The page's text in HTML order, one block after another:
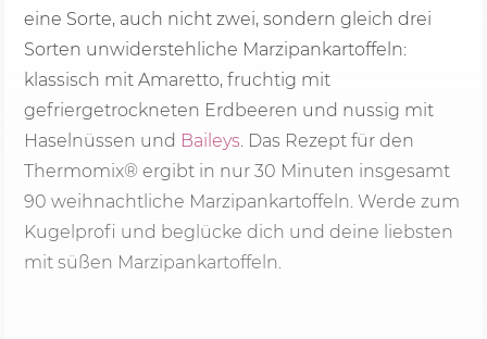
eine Sorte, auch nicht zwei, sondern gleich drei
Sorten unwiderstehliche Marzipankartoffeln:
klassisch mit Amaretto, fruchtig mit
gefriergetrockneten Erdbeeren und nussig mit
Haselnüssen und Baileys . Das Rezept für den
Thermomix® ergibt in nur 30 Minuten insgesamt
90 weihnachtliche Marzipankartoffeln. Werde zum
Kugelprofi und beglücke dich und deine liebsten
mit süßen Marzipankartoffeln.